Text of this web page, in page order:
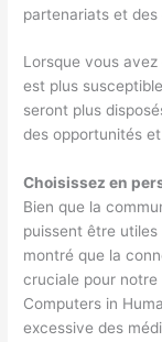
partenariats et des
Lorsque vous avez
est plus
seront plus
des opportunités
Choisissez en
Bien que la
puissent être
montré que la
cruciale pour
Computers in
excessive des